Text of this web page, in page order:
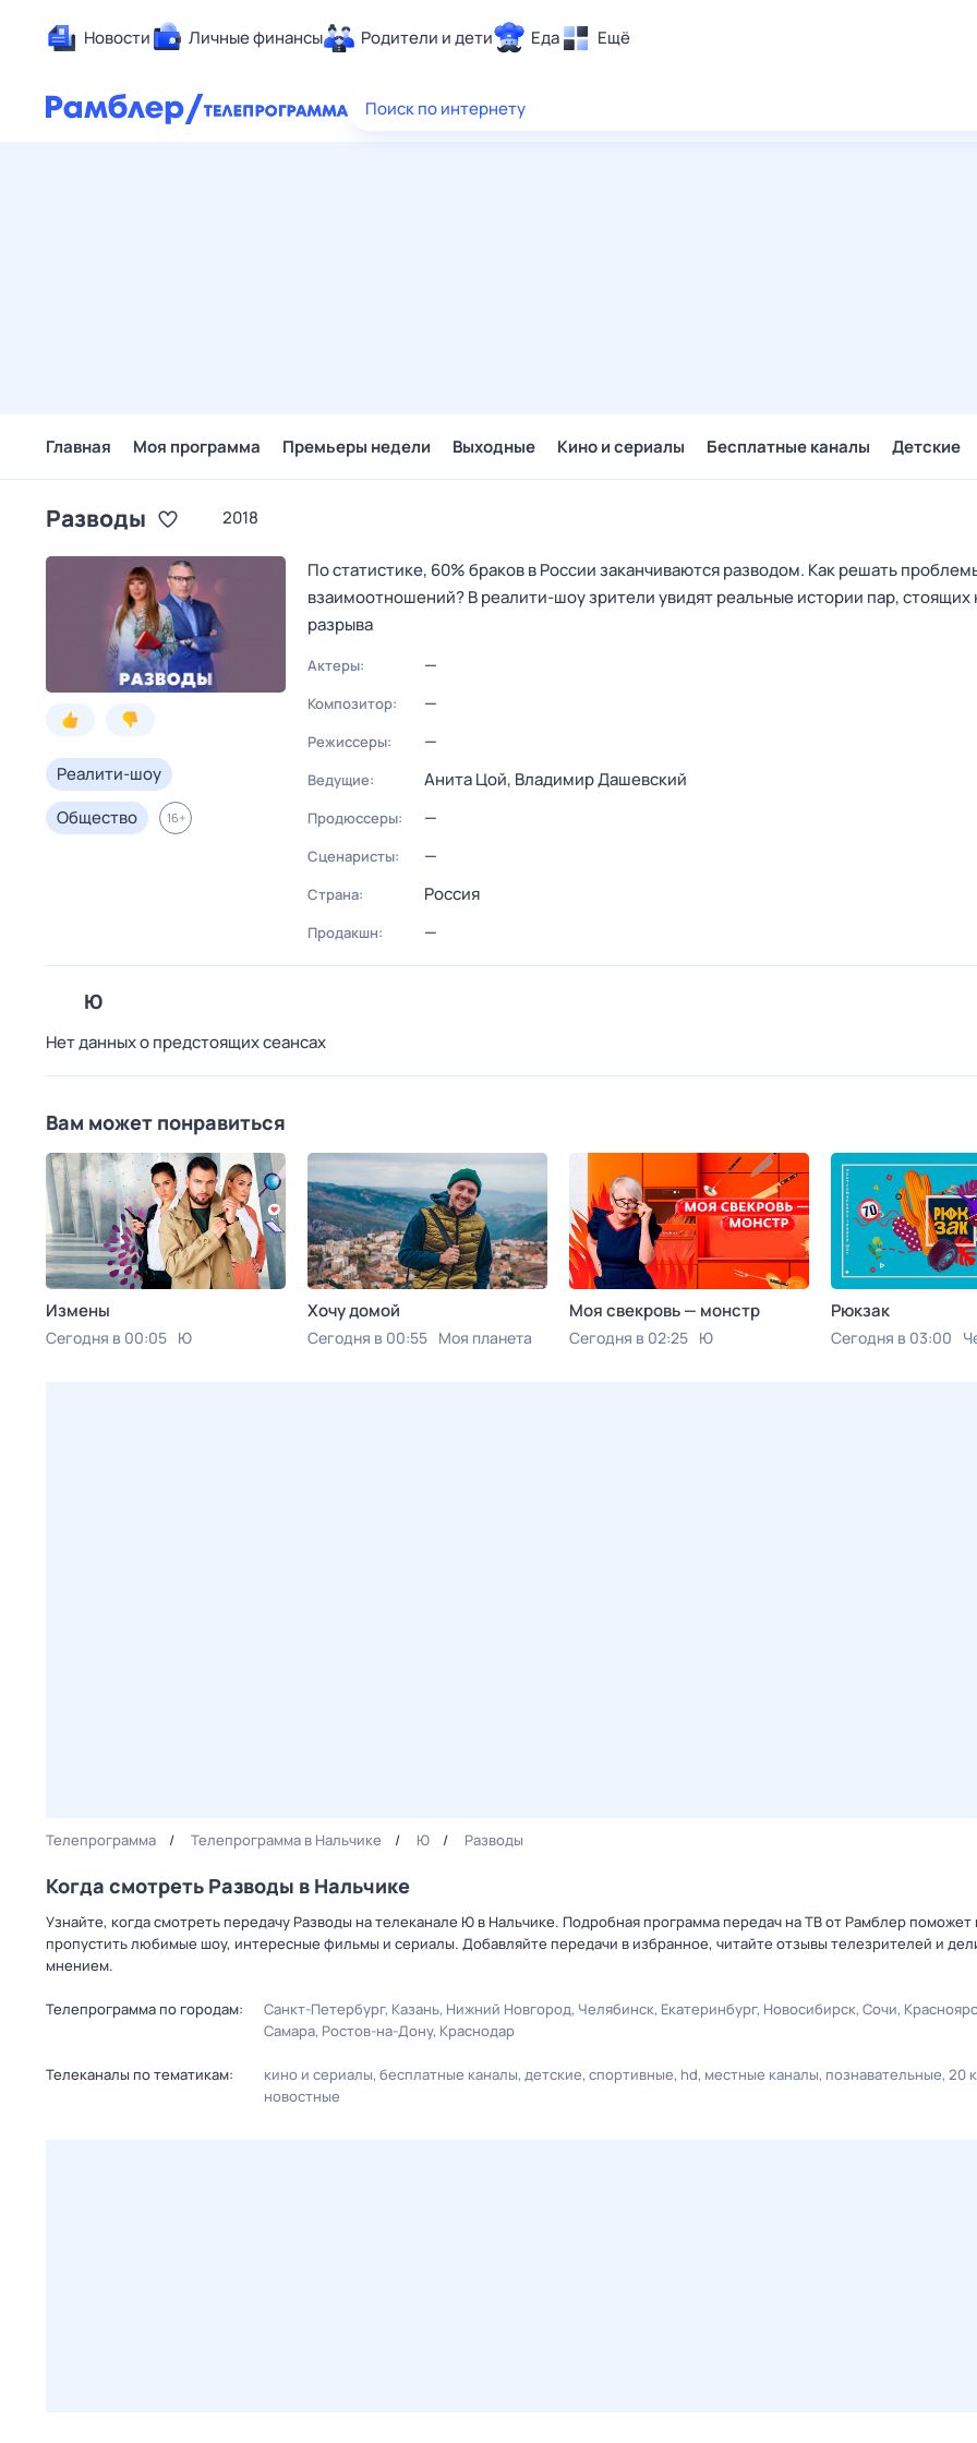
Новости Личные финансы Родители и дети Еда Ещё
Здоровье
Поиск по интернету
Главная Моя программа Премьеры недели Выходные Кино и сериалы Бесплатные каналы Детские
Разводы 2018
Реалити-шоу
Общество
16+
По статистике, 60% браков в России заканчиваются разводом. Как решать
взаимоотношений? В реалити-шоу зрители увидят реальные истории пар, стоящих
разрыва
Актеры: —
Композитор: —
Режиссеры: —
Ведущие: Анита Цой, Владимир Дашевский
Продюссеры: —
Сценаристы: —
Страна: Россия
Продакшн: —
Ю
Нет данных о предстоящих сеансах
Вам может понравиться
Измены
Сегодня в 00:05 Ю
Хочу домой
Сегодня в 00:55 Моя планета
Моя свекровь — монстр
Сегодня в 02:25 Ю
Рюкзак
Сегодня в 03:00
Телепрограмма Телепрограмма в Нальчике Ю Разводы
Когда смотреть Разводы в Нальчике
Узнайте, когда смотреть передачу Разводы на телеканале Ю в Нальчике. Подробная программа передач на ТВ от Рамблер поможет
пропустить любимые шоу, интересные фильмы и сериалы. Добавляйте передачи в избранное, читайте отзывы телезрителей и
мнением.
Телепрограмма по городам: Санкт-Петербург Казань Нижний Новгород Челябинск Екатеринбург Новосибирск Сочи
Самара Ростов-на-Дону Краснодар
Телеканалы по тематикам: кино и сериалы бесплатные каналы детские спортивные hd местные каналы познавательные 20
новостные